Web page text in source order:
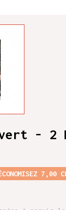
- 2
7,00